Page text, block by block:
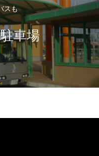
スも
車場